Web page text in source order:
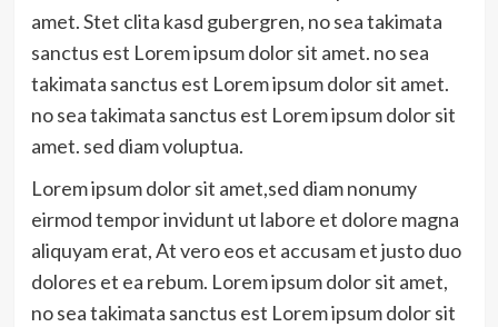
amet. Stet clita kasd gubergren, no sea takimata
sanctus est Lorem ipsum dolor sit amet. no sea
takimata sanctus est Lorem ipsum dolor sit amet.
no sea takimata sanctus est Lorem ipsum dolor sit
amet. sed diam voluptua.
Lorem ipsum dolor sit amet,sed diam nonumy
eirmod tempor invidunt ut labore et dolore magna
aliquyam erat, At vero eos et accusam et justo duo
dolores et ea rebum. Lorem ipsum dolor sit amet,
no sea takimata sanctus est Lorem ipsum dolor sit